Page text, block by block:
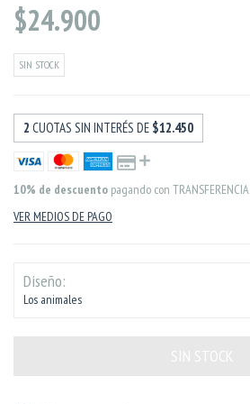
$24.900
SIN STOCK
2 CUOTAS SIN INTERÉS DE $12.450
10% de descuento pagando con TRANSFERENCIA
VER MEDIOS DE PAGO
Diseño:
Los animales